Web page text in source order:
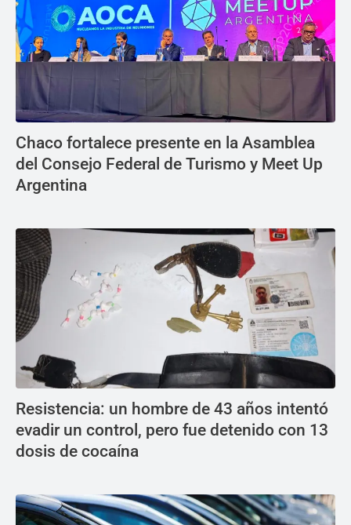
Chaco fortalece presente en la Asamblea
del Consejo Federal de Turismo y Meet Up
Argentina
Resistencia: un hombre de 43 años intentó
evadir un control, pero fue detenido con 13
dosis de cocaína